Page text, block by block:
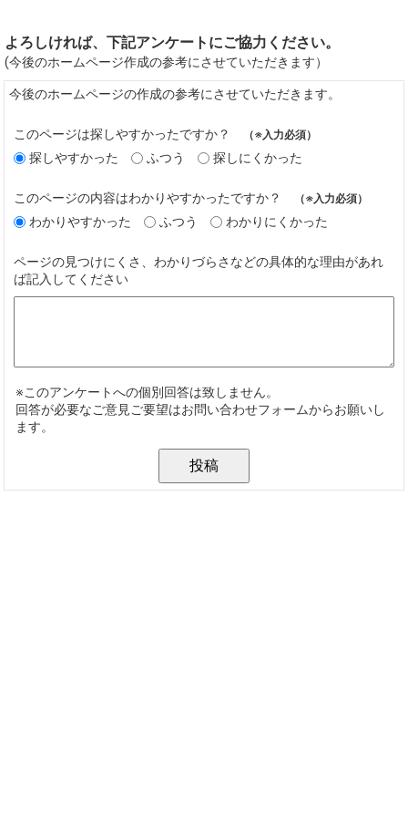
よろしければ、下記アンケートにご協力ください。
(今後のホームページ作成の参考にさせていただきます）
今後のホームページの作成の参考にさせていただきます。
このページは探しやすかったですか？ （※入力必須）
探しやすかった ふつう 探しにくかった
このページの内容はわかりやすかったですか？ （※入力必須）
わかりやすかった ふつう わかりにくかった
ページの見つけにくさ、わかりづらさなどの具体的な理由があれ
ば記入してください
※このアンケートへの個別回答は致しません。
回答が必要なご意見ご要望はお問い合わせフォームからお願いし
ます。